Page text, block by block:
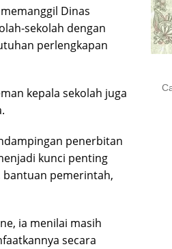
Dinas
sekolah dengan
perlengkapan
kepala sekolah juga
penerbitan
kunci penting
bantuan pemerintah,
ia menilai masih
secara